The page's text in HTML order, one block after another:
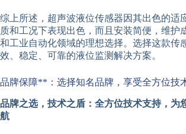
综上所述，超声波液位传感器因其出色的适
质和工况下表现出色，而且安装简便，维护
和工业自动化领域的理想选择。选择这款传
效、稳定、可靠的液位监测解决方案。
品牌保障**：选择知名品牌，享受全方位技
品牌之选，技术之盾：全方位技术支持，为
航